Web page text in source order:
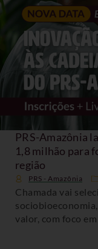
PRS-Amazônia
1,8 milhão para
região
PRS - Amazônia
Chamada vai
valor, com foco